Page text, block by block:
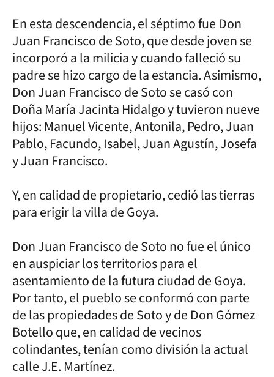
En esta descendencia, el séptimo fue Don
Juan Francisco de Soto, que desde joven se
incorporó a la milicia y cuando falleció su
padre se hizo cargo de la estancia. Asimismo,
Don Juan Francisco de Soto se casó con
Doña María Jacinta Hidalgo y tuvieron nueve
hijos: Manuel Vicente, Antonila, Pedro, Juan
Pablo, Facundo, Isabel, Juan Agustín, Josefa
y Juan Francisco.
Y, en calidad de propietario, cedió las tierras
para erigir la villa de Goya.
Don Juan Francisco de Soto no fue el único
en auspiciar los territorios para el
asentamiento de la futura ciudad de Goya.
Por tanto, el pueblo se conformó con parte
de las propiedades de Soto y de Don Gómez
Botello que, en calidad de vecinos
colindantes, tenían como división la actual
calle J.E. Martínez.